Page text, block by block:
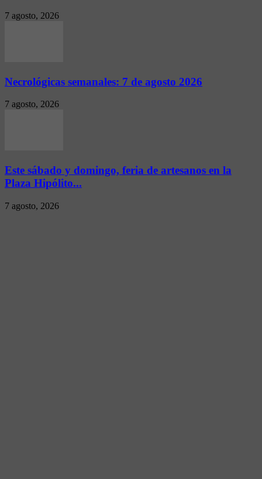
7 agosto, 2026
Necrológicas semanales: 7 de agosto 2026
7 agosto, 2026
Este sábado y domingo, feria de artesanos en la
Plaza Hipólito...
7 agosto, 2026